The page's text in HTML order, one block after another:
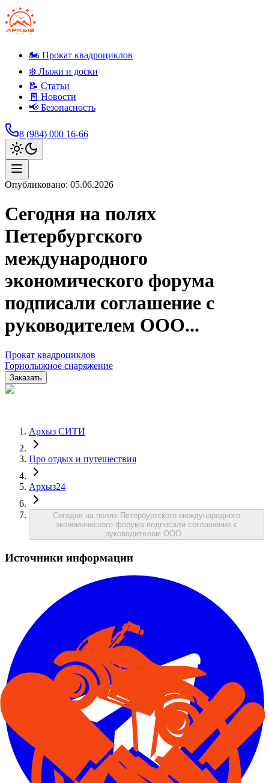
🏍️ Прокат квадроциклов
❄️ Лыжи и доски
📝 Статьи
🧾 Новости
📢 Безопасность
8 (984) 000 16-66
Опубликовано: 05.06.2026
Сегодня на полях
Петербургского
международного
экономического форума
подписали соглашение с
руководителем ООО...
Прокат квадроциклов
Горнолыжное снаряжение
Заказать
Архыз СИТИ
Про отдых и путешествия
Архыз24
Сегодня на полях Петербургского международного
экономического форума подписали соглашение с
руководителем ООО...
Источники информации